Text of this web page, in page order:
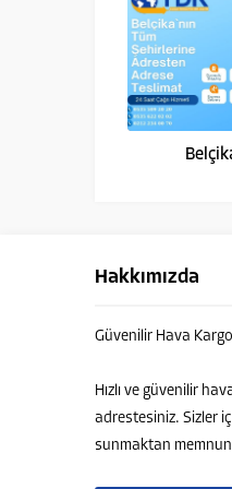
Hakkımızda
Güvenilir Hava
Hızlı ve güvenilir
adrestesiniz. Sizler
sunmaktan